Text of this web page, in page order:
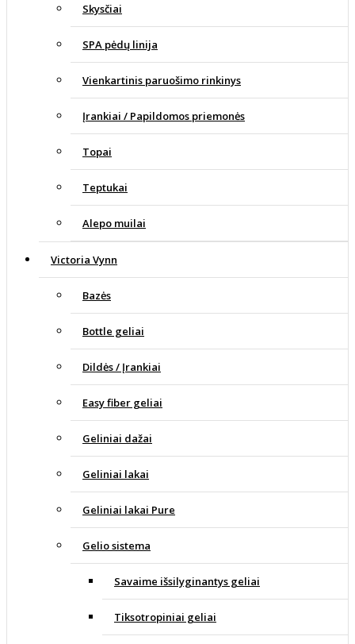
Skysčiai
SPA pėdų linija
Vienkartinis paruošimo rinkinys
Įrankiai / Papildomos priemonės
Topai
Teptukai
Alepo muilai
Victoria Vynn
Bazės
Bottle geliai
Dildės / Įrankiai
Easy fiber geliai
Geliniai dažai
Geliniai lakai
Geliniai lakai Pure
Gelio sistema
Savaime išsilyginantys geliai
Tiksotropiniai geliai